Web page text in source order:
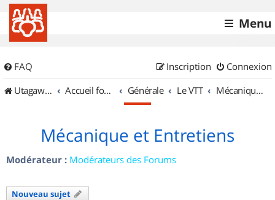
Menu
FAQ Connexion
Inscription
UtagawaVTT (Randos VTT et VTTAE avec traces GPS)
Accueil forum Générale Le VTT Mécanique et Entretiens
Mécanique et Entretiens
Modérateur : Modérateurs des Forums
Nouveau sujet